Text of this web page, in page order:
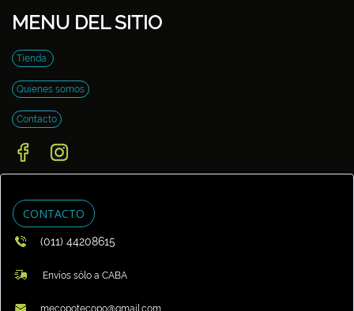
MENU DEL SITIO
Tienda
Quienes somos
Contacto
CONTACTO
(011) 44208615
Envíos sólo a CABA